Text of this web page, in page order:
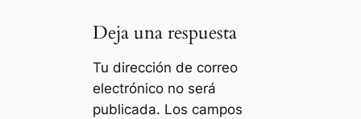
Deja una respuesta
Tu dirección de correo
electrónico no será
publicada. Los campos